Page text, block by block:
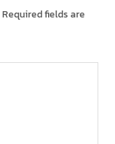
Required fields are